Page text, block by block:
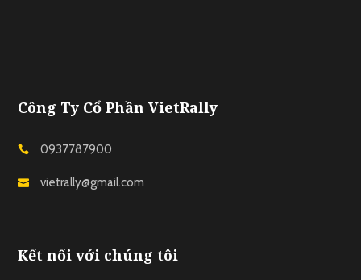
Công Ty Cổ Phần VietRally
0937787900
vietrally@gmail.com
Kết nối với chúng tôi